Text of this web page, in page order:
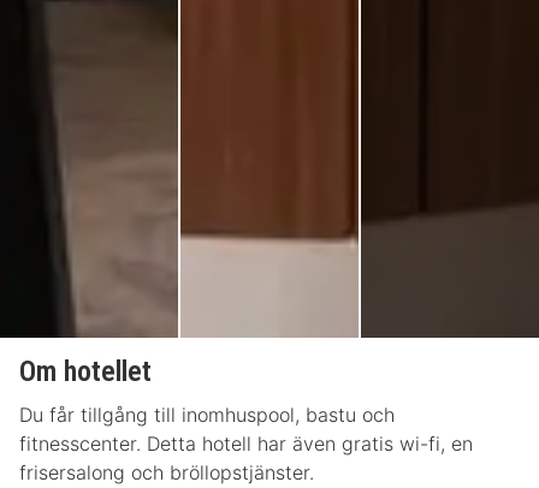
Om hotellet
Du får tillgång till inomhuspool, bastu och
fitnesscenter. Detta hotell har även gratis wi-fi, en
frisersalong och bröllopstjänster.